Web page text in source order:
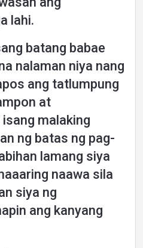
lahi.
batang babae
nalaman niya nang
ang tatlumpung
at
malaking
ng batas ng pag-
lamang siya
naawa sila
siya ng
ang kanyang